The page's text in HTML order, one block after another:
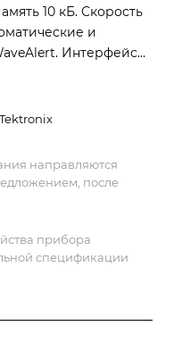
10 кБ. Скорость
и
Интерфейсы
LAN. Цветной TFT
направляются
после
прибора
спецификации